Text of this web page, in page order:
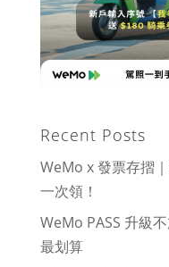
Recent Posts
WeMo x 發票存摺
一次領！
WeMo PASS 升級
最划算